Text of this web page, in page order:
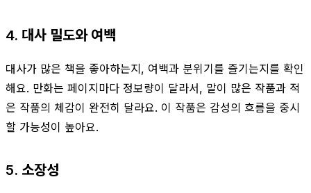
4. 대사 밀도와 여백
대사가 많은 책을 좋아하는지, 여백과 분위기를 즐기는지를 확인
해요. 만화는 페이지마다 정보량이 달라서, 말이 많은 작품과 적
은 작품의 체감이 완전히 달라요. 이 작품은 감성의 흐름을 중시
할 가능성이 높아요.
5. 소장성